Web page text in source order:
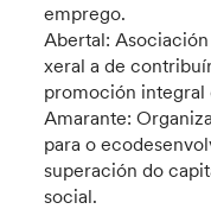
emprego.
Abertal:
xeral a de
promoción integral
Amarante:
para o
superación do
social.